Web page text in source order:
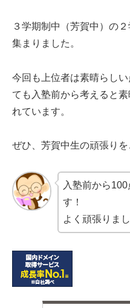
３学期制中（芳賀中）の
集まりました。
今回も上位者は素晴らし
ても入塾前から考えると
れています。
ぜひ、芳賀中生の頑張りを
入塾前から
す！
よく頑張りま